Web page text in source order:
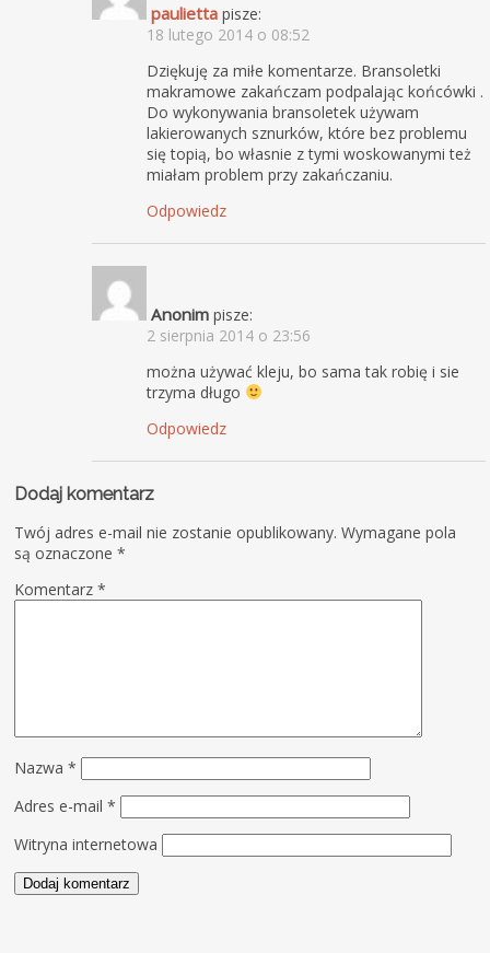
paulietta pisze:
18 lutego 2014 o 08:52
Dziękuję za miłe komentarze. Bransoletki
makramowe zakańczam podpalając końcówki .
Do wykonywania bransoletek używam
lakierowanych sznurków, które bez problemu
się topią, bo własnie z tymi woskowanymi też
miałam problem przy zakańczaniu.
Odpowiedz
Anonim pisze:
2 sierpnia 2014 o 23:56
można używać kleju, bo sama tak robię i sie
trzyma długo
Odpowiedz
Dodaj komentarz
Twój adres e-mail nie zostanie opublikowany. Wymagane pola
są oznaczone*
Komentarz*
Nazwa*
Adres e-mail*
Witryna internetowa